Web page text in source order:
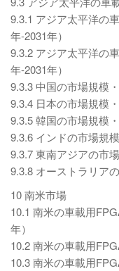
9.3.1 アジア太平洋の
年-2031年）
9.3.2 アジア太平洋の
年-2031年）
9.3.3 中国の市場規模
9.3.4 日本の市場規模
9.3.5 韓国の市場規模
9.3.6 インドの市場規
9.3.7 東南アジアの市
9.3.8 オーストラリア
10 南米市場
10.1 南米の車載用
年）
10.2 南米の車載用
10.3 南米の車載用